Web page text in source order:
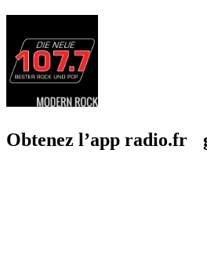
Obtenez l’app radio.fr